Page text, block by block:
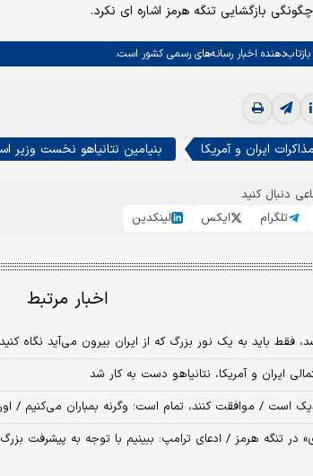
بازگشایی تنگه هرمز اشاره ای نکرد.
اخبار رسانه‌های رسمی کشور است.
مذاکرات ایران و آمریکا بنیامین نتانیاهو نخست وزیر
دنبال کنید
تلگرام ایکس لینکدین
اخبار مرتبط
فقط باید به یک نور بزرگ که از ایران بیرون می‌آید نگاه
ایران و آمریکا، نتانیاهو دست به کار شد
است / موافقت کنند، تمام است؛ وگرنه بمباران می‌کنیم /
در تنگه هرمز / ادعای ترامپ: ببینیم با توجه به پیشرفت